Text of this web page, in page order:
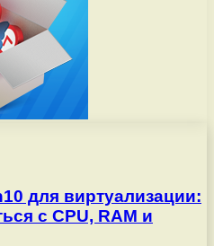
для виртуализации:
с CPU, RAM и